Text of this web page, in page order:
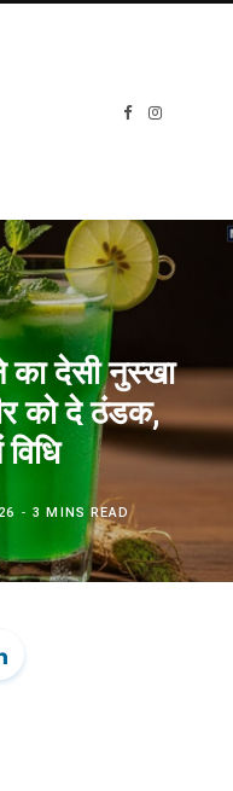
F
k
I
a
का देसी नुस्खा
को दे ठंडक,
3 MINS READ